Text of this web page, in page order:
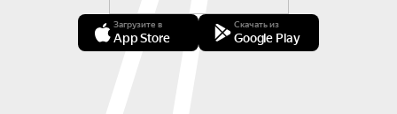
Загрузите в
App Store
Скачать из
Google Play